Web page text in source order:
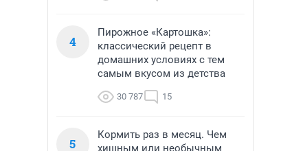
4
Пирожное «Картошка»:
классический рецепт в
домашних условиях с тем
самым вкусом из детства
30 787 15
5
Кормить раз в месяц. Чем
хищным или необычным